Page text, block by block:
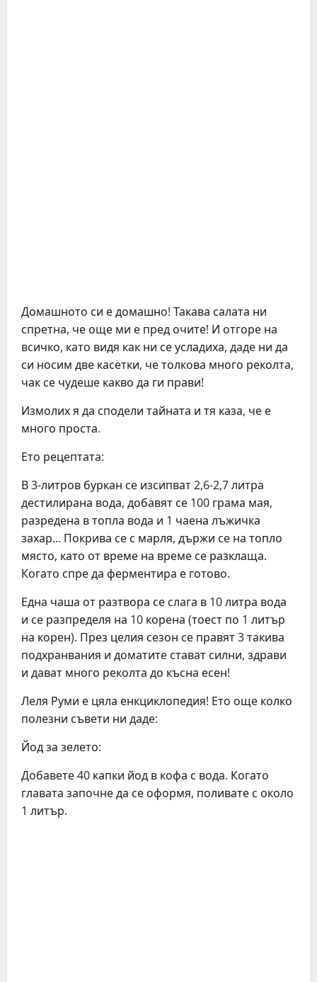
Домашното си е домашно! Такава салата ни
спретна, че още ми е пред очите! И отгоре на
всичко, като видя как ни се усладиха, даде ни да
си носим две касетки, че толкова много реколта,
чак се чудеше какво да ги прави!
Измолих я да сподели тайната и тя каза, че е
много проста.
Ето рецептата:
В 3-литров буркан се изсипват 2,6-2,7 литра
дестилирана вода, добавят се 100 грама мая,
разредена в топла вода и 1 чаена лъжичка
захар… Покрива се с марля, държи се на топло
място, като от време на време се разклаща.
Когато спре да ферментира е готово.
Една чаша от разтвора се слага в 10 литра вода
и се разпределя на 10 корена (тоест по 1 литър
на корен). През целия сезон се правят 3 такива
подхранвания и доматите стават силни, здрави
и дават много реколта до късна есен!
Леля Руми е цяла енкциклопедия! Ето още колко
полезни съвети ни даде:
Йод за зелето:
Добавете 40 капки йод в кофа с вода. Когато
главата започне да се оформя, поливате с около
1 литър.